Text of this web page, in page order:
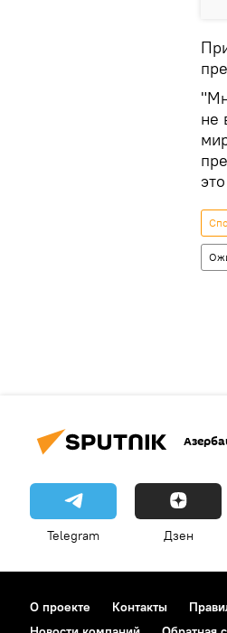
не
Telegram Дзен
О проекте Контакты